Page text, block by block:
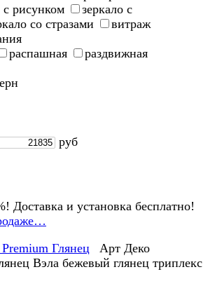
с рисунком
зеркало с
со стразами
витраж
распашная
раздвижная
руб
Доставка и установка бесплатно!
Глянец
Арт Деко
Вэла бежевый глянец триплекс